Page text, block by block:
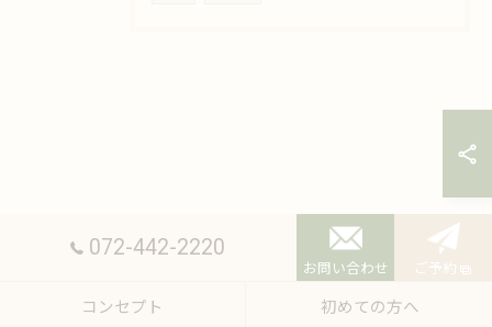
072-442-2220
お問い合わせ ご予約
コンセプト 初めての方へ